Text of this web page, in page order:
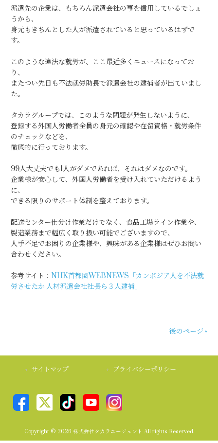
派遣先の企業は、もちろん派遣会社の事を信用しているでしょ
うから、
身元もきちんとした人が派遣されていると思っているはずで
す。
このような違法な就労が、ここ最近多くニュースになってお
り、
またつい先日も不法就労助長で派遣会社の逮捕者が出ていまし
た。
タカラグループでは、このような問題が発生しないように、
登録する外国人労働者全員の身元の確認や在留資格・就労条件
のチェックなどを、
徹底的に行っております。
99人大丈夫でも1人がダメであれば、それはダメなのです。
企業様が安心して、外国人労働者を受け入れていただけるよう
に、
できる限りのサポート体制を整えております。
配送センター仕分け作業だけでなく、食品工場ライン作業や、
製造業務まで幅広く取り扱い可能でございますので、
人手不足でお困りの企業様や、興味がある企業様はぜひお問い
合わせください。
参考サイト： NHK首都圏WEBNEWS「カンボジア人を不法就
労させたか 人材派遣会社社長ら３人逮捕」
後のページ »
サイトマップ プライバシーポリシー
Copyright © 2026 株式会社タカラエージェント All rights Reserved.